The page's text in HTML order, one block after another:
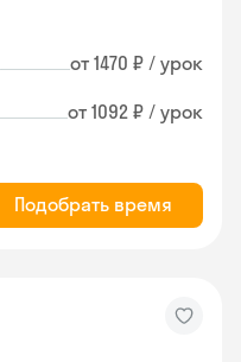
от 1470 ₽ / урок
от 1092 ₽ / урок
Подобрать время